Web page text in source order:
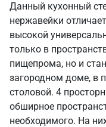
Данный кухонный
нержавейки
высокой
только в
пищепрома, но и
загородном доме, в
столовой. 4
обширное
необходимого. На